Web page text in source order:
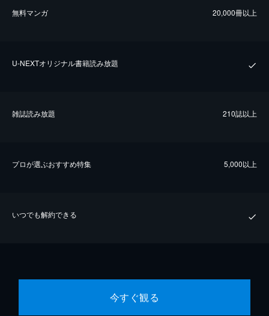
無料マンガ 20,000冊以上
U-NEXTオリジナル書籍読み放題
雑誌読み放題 210誌以上
プロが選ぶおすすめ特集 5,000以上
いつでも解約できる
今すぐ観る